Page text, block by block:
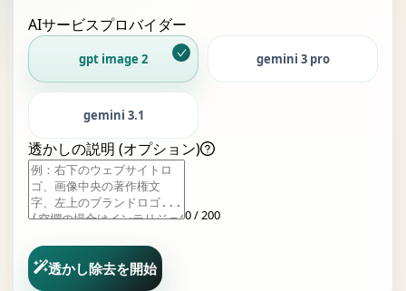
AIサービスプロバイダー
gpt image 2 gemini 3 pro
gemini 3.1
透かしの説明 (オプション)
0 / 200
透かし除去を開始